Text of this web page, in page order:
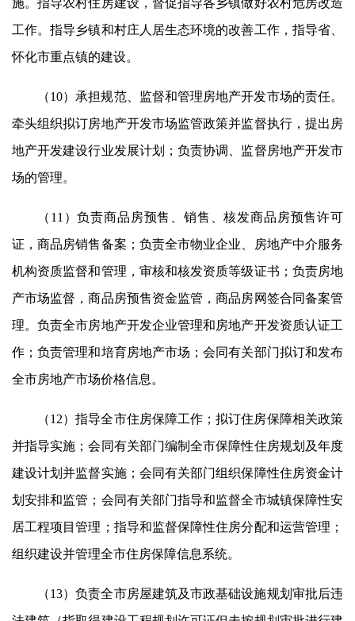
施。指导农村住房建设，督促指导各乡镇做好农村危房改造
工作。指导乡镇和村庄人居生态环境的改善工作，指导省、
怀化市重点镇的建设。
（10）承担规范、监督和管理房地产开发市场的责任。
牵头组织拟订房地产开发市场监管政策并监督执行，提出房
地产开发建设行业发展计划；负责协调、监督房地产开发市
场的管理。
（11）负责商品房预售、销售、核发商品房预售许可
证，商品房销售备案；负责全市物业企业、房地产中介服务
机构资质监督和管理，审核和核发资质等级证书；负责房地
产市场监督，商品房预售资金监管，商品房网签合同备案管
理。负责全市房地产开发企业管理和房地产开发资质认证工
作；负责管理和培育房地产市场；会同有关部门拟订和发布
全市房地产市场价格信息。
（12）指导全市住房保障工作；拟订住房保障相关政策
并指导实施；会同有关部门编制全市保障性住房规划及年度
建设计划并监督实施；会同有关部门组织保障性住房资金计
划安排和监管；会同有关部门指导和监督全市城镇保障性安
居工程项目管理；指导和监督保障性住房分配和运营管理；
组织建设并管理全市住房保障信息系统。
（13）负责全市房屋建筑及市政基础设施规划审批后违